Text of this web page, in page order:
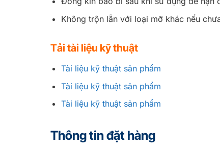
Không trộn lẫn với loại mỡ khác nếu
Tải tài liệu kỹ thuật
Tài liệu kỹ thuật sản phẩm
Tài liệu kỹ thuật sản phẩm
Tài liệu kỹ thuật sản phẩm
Thông tin đặt hàng